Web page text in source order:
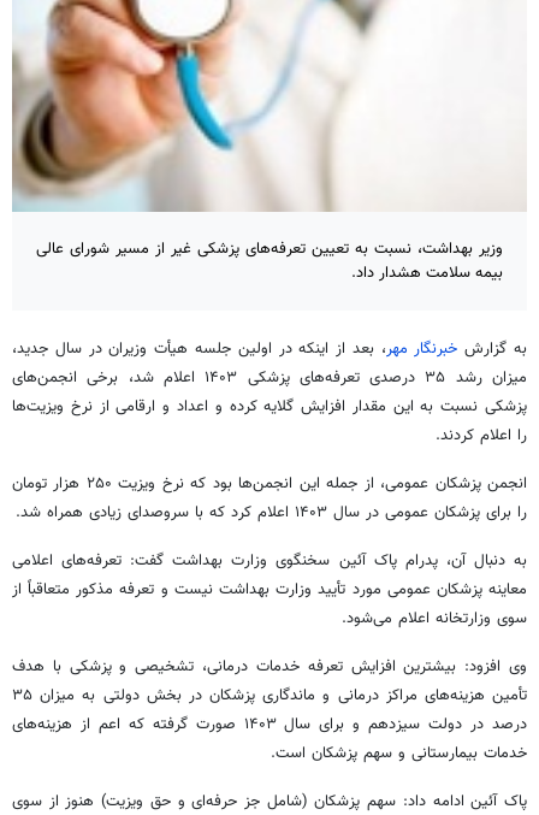
وزیر بهداشت، نسبت به تعیین تعرفه‌های پزشکی غیر از مسیر شورای عالی
بیمه سلامت هشدار داد.
به گزارشخبرنگار مهر، بعد از اینکه در اولین جلسه هیأت وزیران در سال جدید،
میزان رشد ۳۵ درصدی تعرفه‌های پزشکی ۱۴۰۳ اعلام شد، برخی انجمن‌های
پزشکی نسبت به این مقدار افزایش گلایه کرده و اعداد و ارقامی از نرخ ویزیت‌ها
را اعلام کردند.
انجمن پزشکان عمومی، از جمله این انجمن‌ها بود که نرخ ویزیت ۲۵۰ هزار تومان
را برای پزشکان عمومی در سال ۱۴۰۳ اعلام کرد که با سروصدای زیادی همراه شد.
به دنبال آن، پدرام پاک آئین سخنگوی وزارت بهداشت گفت: تعرفه‌های اعلامی
معاینه پزشکان عمومی مورد تأیید وزارت بهداشت نیست و تعرفه مذکور متعاقباً از
سوی وزارتخانه اعلام می‌شود.
وی افزود: بیشترین افزایش تعرفه خدمات درمانی، تشخیصی و پزشکی با هدف
تأمین هزینه‌های مراکز درمانی و ماندگاری پزشکان در بخش دولتی به میزان ۳۵
درصد در دولت سیزدهم و برای سال ۱۴۰۳ صورت گرفته که اعم از هزینه‌های
خدمات بیمارستانی و سهم پزشکان است.
پاک آئین ادامه داد: سهم پزشکان (شامل جز حرفه‌ای و حق ویزیت) هنوز از سوی